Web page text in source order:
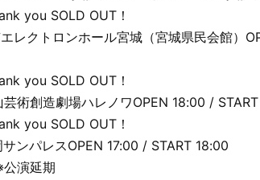
you SOLD OUT！
レクトロンホール宮城（宮城県民会館）
you SOLD OUT！
術創造劇場ハレノワOPEN 18:00 /
you SOLD OUT！
ンパレスOPEN 17:00 / START 18:00
演延期